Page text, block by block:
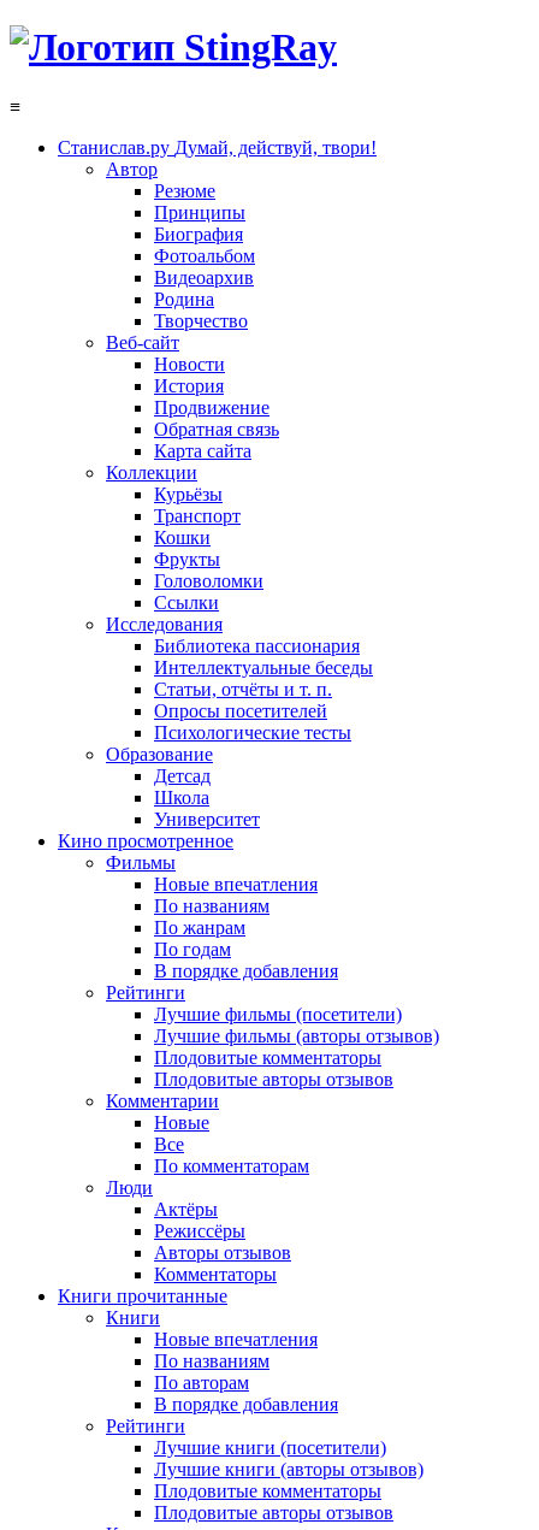
≡
Станислав.ру Думай, действуй, твори!
Автор
Резюме
Принципы
Биография
Фотоальбом
Видеоархив
Родина
Творчество
Веб-сайт
Новости
История
Продвижение
Обратная связь
Карта сайта
Коллекции
Курьёзы
Транспорт
Кошки
Фрукты
Головоломки
Ссылки
Исследования
Библиотека пассионария
Интеллектуальные беседы
Статьи, отчёты и т. п.
Опросы посетителей
Психологические тесты
Образование
Детсад
Школа
Университет
Кино просмотренное
Фильмы
Новые впечатления
По названиям
По жанрам
По годам
В порядке добавления
Рейтинги
Лучшие фильмы (посетители)
Лучшие фильмы (авторы отзывов)
Плодовитые комментаторы
Плодовитые авторы отзывов
Комментарии
Новые
Все
По комментаторам
Люди
Актёры
Режиссёры
Авторы отзывов
Комментаторы
Книги прочитанные
Книги
Новые впечатления
По названиям
По авторам
В порядке добавления
Рейтинги
Лучшие книги (посетители)
Лучшие книги (авторы отзывов)
Плодовитые комментаторы
Плодовитые авторы отзывов